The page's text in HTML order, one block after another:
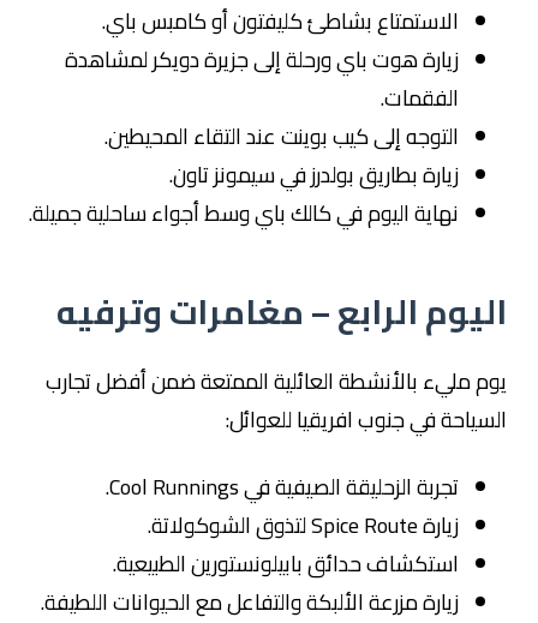
الاستمتاع بشاطئ كليفتون أو كامبس باي.
زيارة هوت باي ورحلة إلى جزيرة دويكر لمشاهدة
الفقمات.
التوجه إلى كيب بوينت عند التقاء المحيطين.
زيارة بطاريق بولدرز في سيمونز تاون.
نهاية اليوم في كالك باي وسط أجواء ساحلية جميلة.
اليوم الرابع – مغامرات وترفيه
يوم مليء بالأنشطة العائلية الممتعة ضمن أفضل تجارب
السياحة في جنوب افريقيا للعوائل:
تجربة الزحليقة الصيفية في Cool Runnings.
زيارة Spice Route لتذوق الشوكولاتة.
استكشاف حدائق بابيلونستورين الطبيعية.
زيارة مزرعة الألبكة والتفاعل مع الحيوانات اللطيفة.